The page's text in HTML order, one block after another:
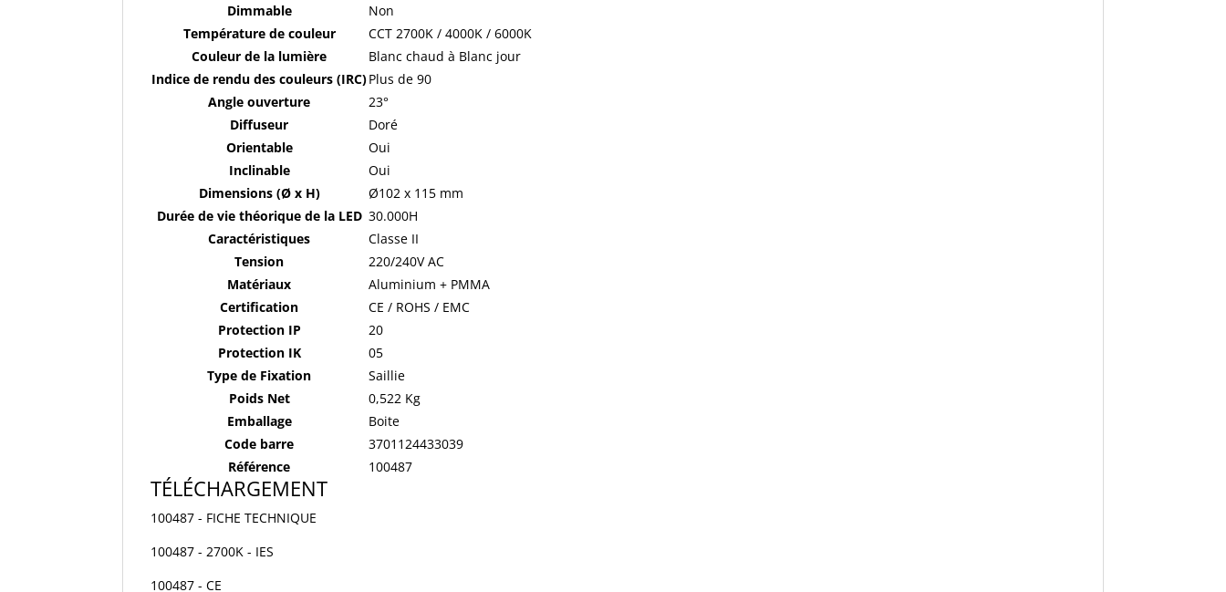
Dimmable
Non
Température de couleur
CCT 2700K / 4000K / 6000K
Couleur de la lumière
Blanc chaud à Blanc jour
Indice de rendu des couleurs (IRC)Plus de 90
Angle ouverture
23°
Diffuseur
Doré
Orientable
Oui
Inclinable
Oui
Dimensions (Ø x H)
Ø102 x 115 mm
Durée de vie théorique de la LED 30.000H
Caractéristiques
Classe II
Tension
220/240V AC
Matériaux
Aluminium + PMMA
Certification
CE / ROHS / EMC
Protection IP
20
Protection IK
05
Type de Fixation
Saillie
Poids Net
0,522 Kg
Emballage
Boite
Code barre
3701124433039
Référence
100487
TÉLÉCHARGEMENT
100487 - FICHE TECHNIQUE
100487 - 2700K - IES
100487 - CE